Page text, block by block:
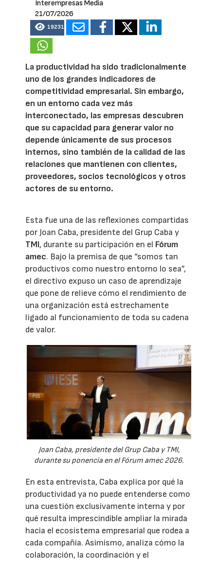
Interempresas Media
21/07/2026
19231
La productividad ha sido tradicionalmente
uno de los grandes indicadores de
competitividad empresarial. Sin embargo,
en un entorno cada vez más
interconectado, las empresas descubren
que su capacidad para generar valor no
depende únicamente de sus procesos
internos, sino también de la calidad de las
relaciones que mantienen con clientes,
proveedores, socios tecnológicos y otros
actores de su entorno.
Esta fue una de las reflexiones compartidas
por Joan Caba, presidente del Grup Caba y
TMI, durante su participación en el Fórum
amec. Bajo la premisa de que “somos tan
productivos como nuestro entorno lo sea”,
el directivo expuso un caso de aprendizaje
que pone de relieve cómo el rendimiento de
una organización está estrechamente
ligado al funcionamiento de toda su cadena
de valor.
Joan Caba, presidente del Grup Caba y TMI,
durante su ponencia en el Fórum amec 2026.
En esta entrevista, Caba explica por qué la
productividad ya no puede entenderse como
una cuestión exclusivamente interna y por
qué resulta imprescindible ampliar la mirada
hacia el ecosistema empresarial que rodea a
cada compañía. Asimismo, analiza cómo la
colaboración, la coordinación y el